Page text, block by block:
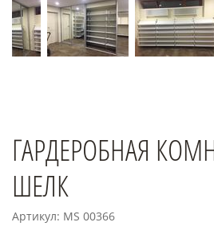
ГАРДЕРОБНАЯ
ШЕЛК
Артикул: MS 00366